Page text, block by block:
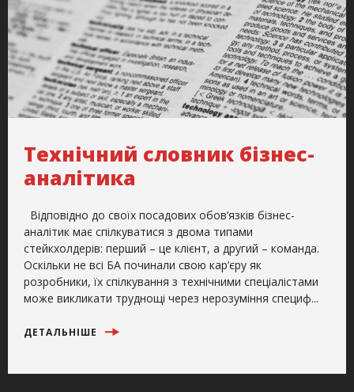
Технічний словник бізнес-
аналітика
Відповідно до своїх посадових обов’язків бізнес-
аналітик має спілкуватися з двома типами
стейкхолдерів: перший – це клієнт, а другий – команда.
Оскільки не всі БА починали свою кар’єру як
розробники, їх спілкування з технічними спеціалістами
може викликати труднощі через нерозуміння специф...
ДЕТАЛЬНІШЕ